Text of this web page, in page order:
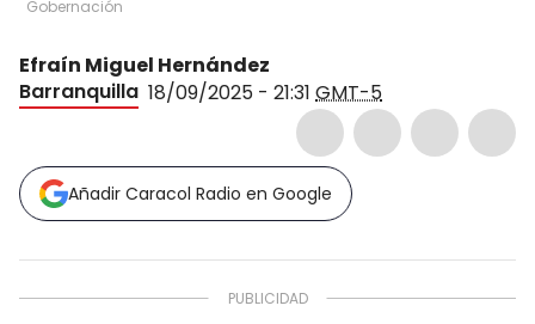
Gobernación
Efraín Miguel Hernández
Barranquilla 18/09/2025 - 21:31 GMT-5
Añadir Caracol Radio en Google